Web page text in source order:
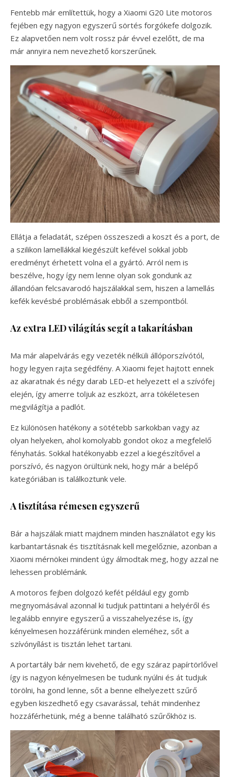
Fentebb már említettük, hogy a Xiaomi G20 Lite motoros
fejében egy nagyon egyszerű sörtés forgókefe dolgozik.
Ez alapvetően nem volt rossz pár évvel ezelőtt, de ma
már annyira nem nevezhető korszerűnek.
Ellátja a feladatát, szépen összeszedi a koszt és a port, de
a szilikon lamellákkal kiegészült kefével sokkal jobb
eredményt érhetett volna el a gyártó. Arról nem is
beszélve, hogy így nem lenne olyan sok gondunk az
állandóan felcsavarodó hajszálakkal sem, hiszen a lamellás
kefék kevésbé problémásak ebből a szempontból.
Az extra LED világítás segít a takarításban
Ma már alapelvárás egy vezeték nélküli állóporszívótól,
hogy legyen rajta segédfény. A Xiaomi fejet hajtott ennek
az akaratnak és négy darab LED-et helyezett el a szívófej
elején, így amerre toljuk az eszközt, arra tökéletesen
megvilágítja a padlót.
Ez különösen hatékony a sötétebb sarkokban vagy az
olyan helyeken, ahol komolyabb gondot okoz a megfelelő
fényhatás. Sokkal hatékonyabb ezzel a kiegészítővel a
porszívó, és nagyon örültünk neki, hogy már a belépő
kategóriában is találkoztunk vele.
A tisztítása rémesen egyszerű
Bár a hajszálak miatt majdnem minden használatot egy kis
karbantartásnak és tisztításnak kell megelőznie, azonban a
Xiaomi mérnökei mindent úgy álmodtak meg, hogy azzal ne
lehessen problémánk.
A motoros fejben dolgozó kefét például egy gomb
megnyomásával azonnal ki tudjuk pattintani a helyéről és
legalább ennyire egyszerű a visszahelyezése is, így
kényelmesen hozzáférünk minden eleméhez, sőt a
szívónyílást is tisztán lehet tartani.
A portartály bár nem kivehető, de egy száraz papírtörlővel
így is nagyon kényelmesen be tudunk nyúlni és át tudjuk
törölni, ha gond lenne, sőt a benne elhelyezett szűrő
egyben kiszedhető egy csavarással, tehát mindenhez
hozzáférhetünk, még a benne található szűrőkhöz is.